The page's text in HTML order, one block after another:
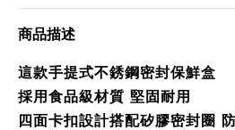
商品描述
這款手提式不銹鋼密封保鮮盒
採用食品級材質 堅固耐用
四面卡扣設計搭配矽膠密封圈